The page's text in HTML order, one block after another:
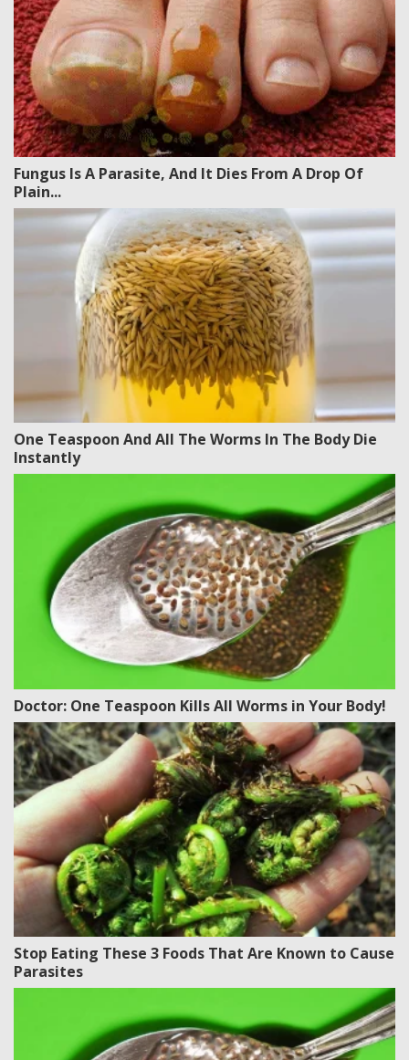
Fungus Is A Parasite, And It Dies From A Drop Of
Plain...
One Teaspoon And All The Worms In The Body Die
Instantly
Doctor: One Teaspoon Kills All Worms in Your Body!
Stop Eating These 3 Foods That Are Known to Cause
Parasites